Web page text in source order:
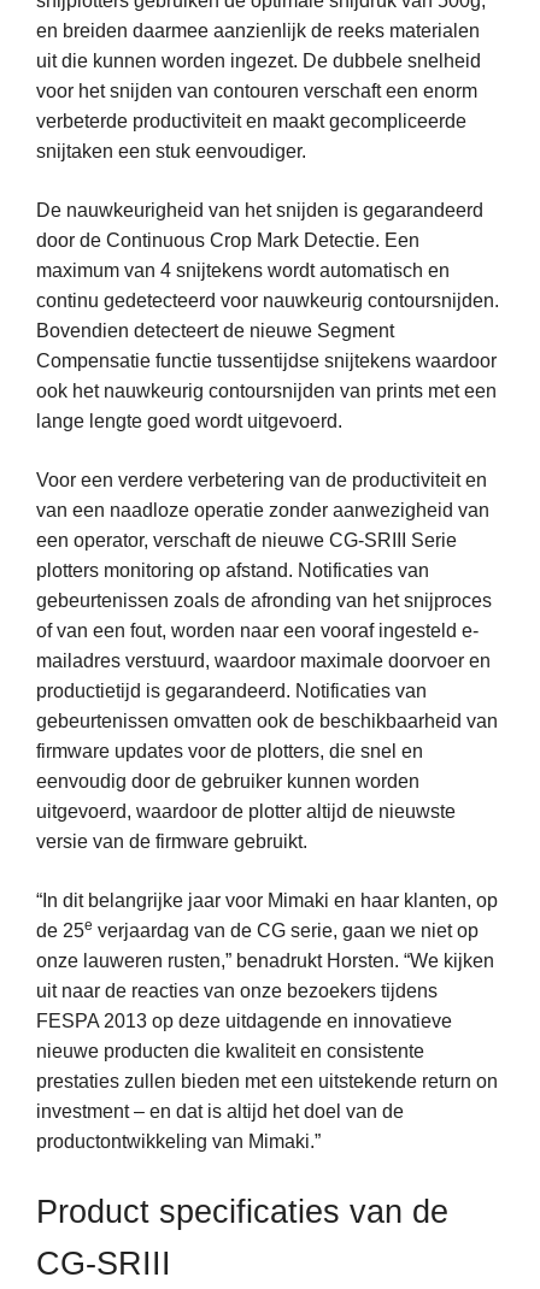
en breiden daarmee aanzienlijk de reeks materialen
uit die kunnen worden ingezet. De dubbele snelheid
voor het snijden van contouren verschaft een enorm
verbeterde productiviteit en maakt gecompliceerde
snijtaken een stuk eenvoudiger.
De nauwkeurigheid van het snijden is gegarandeerd
door de Continuous Crop Mark Detectie. Een
maximum van 4 snijtekens wordt automatisch en
continu gedetecteerd voor nauwkeurig contoursnijden.
Bovendien detecteert de nieuwe Segment
Compensatie functie tussentijdse snijtekens waardoor
ook het nauwkeurig contoursnijden van prints met een
lange lengte goed wordt uitgevoerd.
Voor een verdere verbetering van de productiviteit en
van een naadloze operatie zonder aanwezigheid van
een operator, verschaft de nieuwe CG-SRIII Serie
plotters monitoring op afstand. Notificaties van
gebeurtenissen zoals de afronding van het snijproces
of van een fout, worden naar een vooraf ingesteld e-
mailadres verstuurd, waardoor maximale doorvoer en
productietijd is gegarandeerd. Notificaties van
gebeurtenissen omvatten ook de beschikbaarheid van
firmware updates voor de plotters, die snel en
eenvoudig door de gebruiker kunnen worden
uitgevoerd, waardoor de plotter altijd de nieuwste
versie van de firmware gebruikt.
“In dit belangrijke jaar voor Mimaki en haar klanten, op
de 25e verjaardag van de CG serie, gaan we niet op
onze lauweren rusten,” benadrukt Horsten. “We kijken
uit naar de reacties van onze bezoekers tijdens
FESPA 2013 op deze uitdagende en innovatieve
nieuwe producten die kwaliteit en consistente
prestaties zullen bieden met een uitstekende return on
investment – en dat is altijd het doel van de
productontwikkeling van Mimaki.”
Product specificaties van de
CG-SRIII